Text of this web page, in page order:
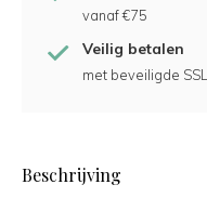
vanaf €75
Veilig betalen
met beveiligde
Beschrijving